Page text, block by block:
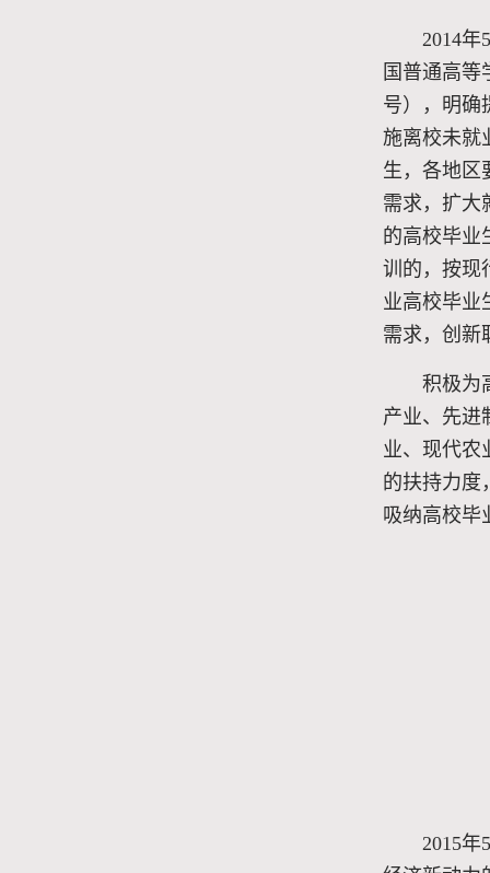
2014年
国普通高等
号），明确
施离校未就
生，各地区
需求，扩大
的高校毕业
训的，按现
业高校毕业
需求，创新
积极为
产业、先进
业、现代农
的扶持力度
吸纳高校毕
2015年